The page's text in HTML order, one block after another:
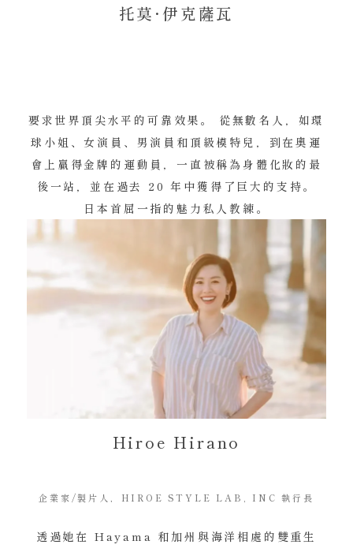
托莫·伊克薩瓦
要求世界頂尖水平的可靠效果。 從無數名人，如環
球小姐、女演員、男演員和頂級模特兒，到在奧運
會上贏得金牌的運動員，一直被稱為身體化妝的最
後一站，並在過去 20 年中獲得了巨大的支持。
日本首屈一指的魅力私人教練。
Hiroe Hirano
企業家/製片人，HIROE STYLE LAB, INC 執行長
透過她在 Hayama 和加州與海洋相處的雙重生